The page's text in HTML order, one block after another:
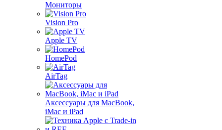
Мониторы
Vision Pro
Apple TV
HomePod
AirTag
Аксессуары для MacBook,
iMac и iPad